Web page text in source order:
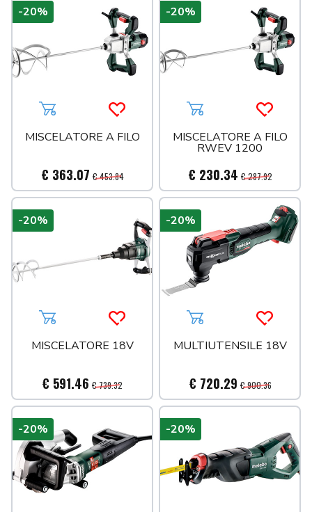
Aggiungi al carrelloAcquista più tardi
MISCELATORE A FILO
€ 363.07 € 453.84
-20%
Aggiungi al carrello
MISCELATORE A FILO
RWEV 1200
€ 230.34 € 287.92
-20%
Aggiungi al carrelloAcquista più tardi
MISCELATORE 18V
€ 591.46 € 739.32
-20%
Aggiungi al carrello
MULTIUTENSILE 18V
€ 720.29 € 900.36
-20%
-20% -20%